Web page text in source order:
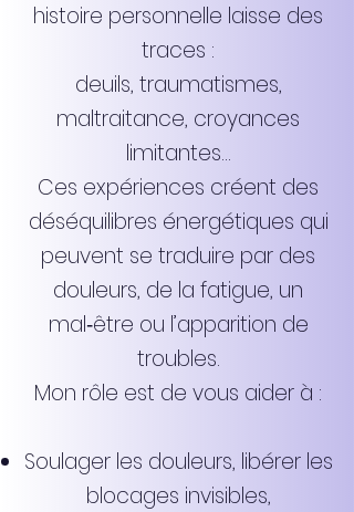
histoire personnelle laisse des
traces :
deuils, traumatismes,
maltraitance, croyances
limitantes…
Ces expériences créent des
déséquilibres énergétiques qui
peuvent se traduire par des
douleurs, de la fatigue, un
mal‑être ou l’apparition de
troubles.
Mon rôle est de vous aider à :
Soulager les douleurs, libérer les
blocages invisibles,